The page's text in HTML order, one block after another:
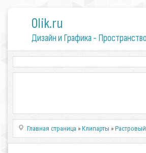
0lik.ru
Дизайн и Графика -
Главная страница »Клипарты »